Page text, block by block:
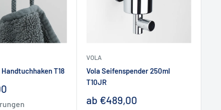
T18
VOLA
Vola Seifenspender 250ml
T10JR
Sonderpreis
ab €489,00